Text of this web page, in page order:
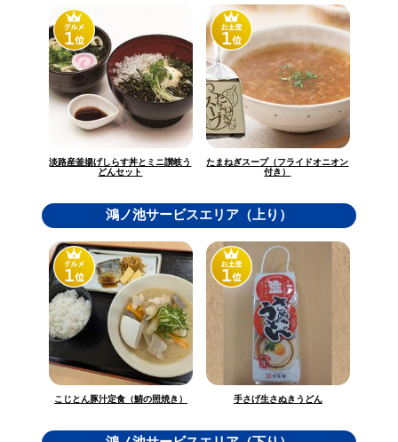
淡路産釜揚げしらす丼とミニ讃岐う
どんセット
たまねぎスープ（フライドオニオン
付き）
鴻ノ池サービスエリア（上り）
こじとん豚汁定食（鯖の照焼き） 手さげ生さぬきうどん